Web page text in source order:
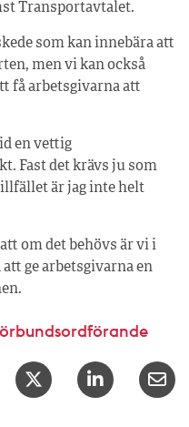
Transportavtalet.
som kan innebära att
men vi kan också
få arbetsgivarna att
en vettig
Fast det krävs ju som
är jag inte helt
om det behövs är vi i
ge arbetsgivarna en